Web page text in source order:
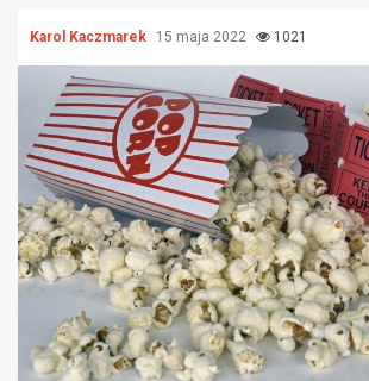
Karol Kaczmarek 15 maja 2022 1021